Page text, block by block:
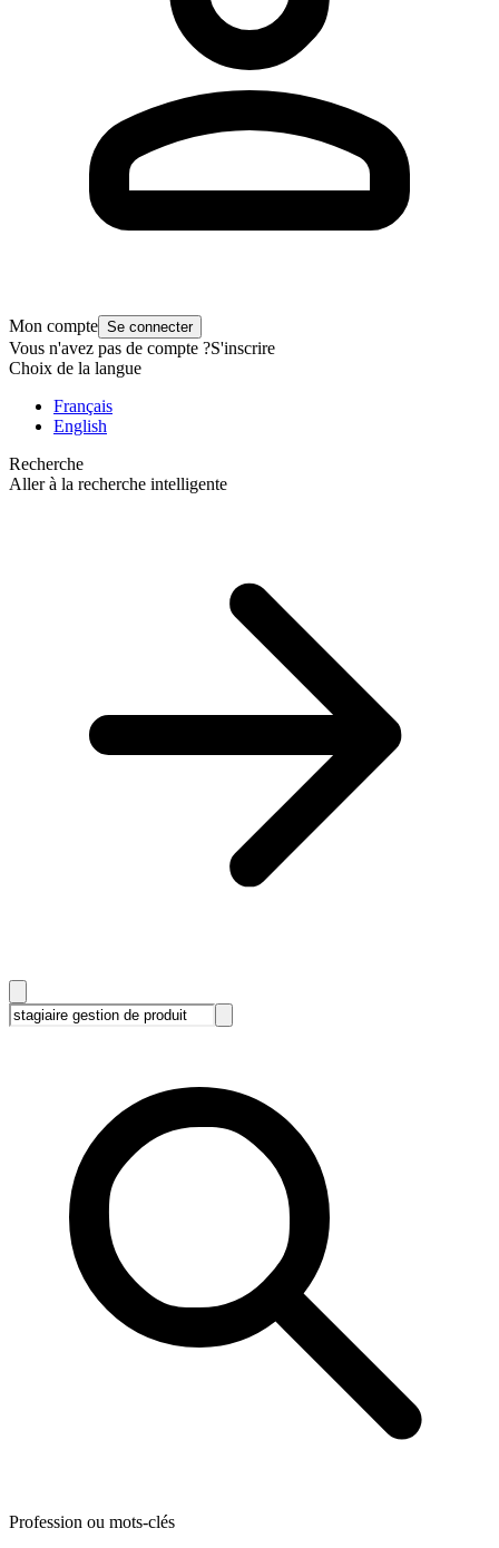
Mon compte Se connecter
Vous n'avez pas de compte ?S'inscrire
Choix de la langue
Français
English
Recherche
Aller à la recherche intelligente
Profession ou mots-clés